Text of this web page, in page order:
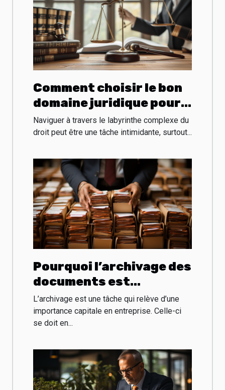
Comment choisir le bon
domaine juridique pour
votre cas
Naviguer à travers le labyrinthe complexe du
droit peut être une tâche intimidante, surtout...
Pourquoi l’archivage des
documents est
essentiel pour une
entreprise ?
L’archivage est une tâche qui relève d’une
importance capitale en entreprise. Celle-ci
se doit en...